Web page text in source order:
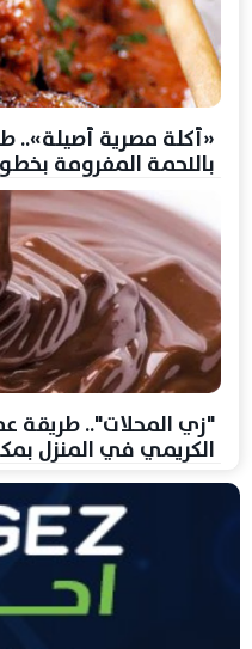
«أكلة مصرية
باللحمة المفرومة
"زي المحلات".. طريقة
الكريمي في المنزل